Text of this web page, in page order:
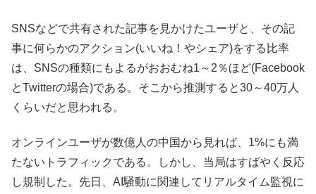
SNSなどで共有された記事を見かけたユーザと、その記
事に何らかのアクション(いいね！やシェア)をする比率
は、SNSの種類にもよるがおおむね1～2％ほど(Facebook
とTwitterの場合)である。そこから推測すると30～40万人
くらいだと思われる。
オンラインユーザが数億人の中国から見れば、1%にも満
たないトラフィックである。しかし、当局はすばやく反応
し規制した。先日、AI騒動に関連してリアルタイム監視に